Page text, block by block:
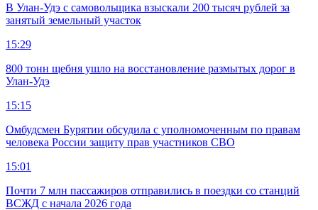
В Улан-Удэ с самовольщика взыскали 200 тысяч рублей за
занятый земельный участок
15:29
800 тонн щебня ушло на восстановление размытых дорог в
Улан-Удэ
15:15
Омбудсмен Бурятии обсудила с уполномоченным по правам
человека России защиту прав участников СВО
15:01
Почти 7 млн пассажиров отправились в поездки со станций
ВСЖД с начала 2026 года